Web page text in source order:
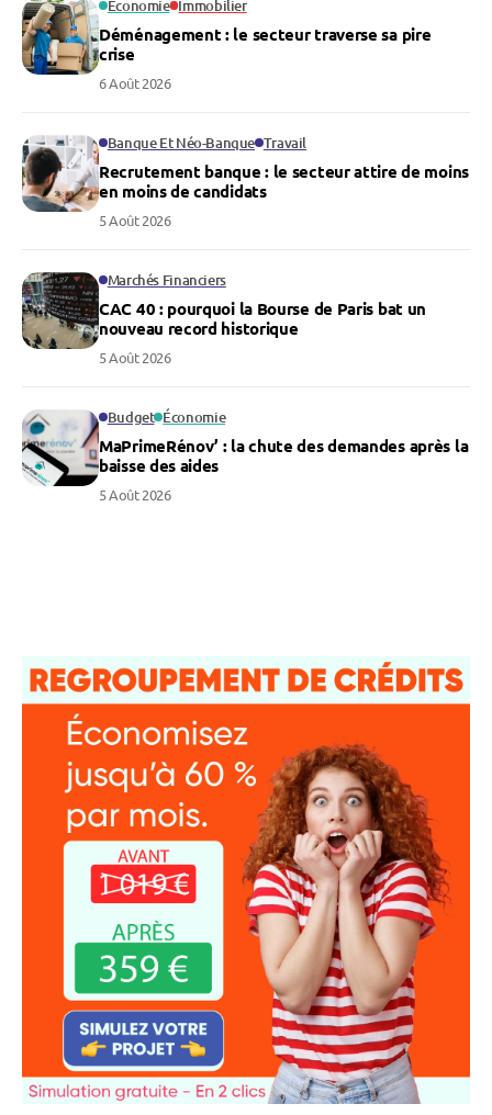
Économie Immobilier
Déménagement : le secteur traverse sa pire
crise
6 Août 2026
Banque Et Néo-Banque Travail
Recrutement banque : le secteur attire de moins
en moins de candidats
5 Août 2026
Marchés Financiers
CAC 40 : pourquoi la Bourse de Paris bat un
nouveau record historique
5 Août 2026
Budget Économie
MaPrimeRénov’ : la chute des demandes après la
baisse des aides
5 Août 2026